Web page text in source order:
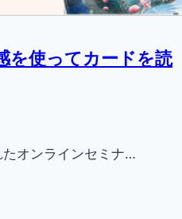
を使ってカードを読
オンラインセミナ…